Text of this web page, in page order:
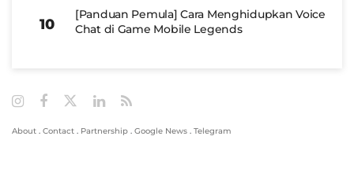
[Panduan Pemula] Cara Menghidupkan Voice
Chat di Game Mobile Legends
About . Contact . Partnership . Google News . Telegram